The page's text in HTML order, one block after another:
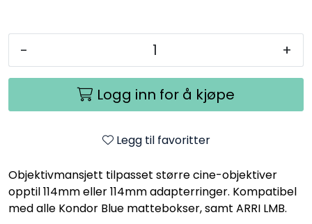
- +
Logg inn for å kjøpe
Legg til favoritter
Objektivmansjett tilpasset større cine-objektiver
opptil 114mm eller 114mm adapterringer. Kompatibel
med alle Kondor Blue mattebokser, samt ARRI LMB.